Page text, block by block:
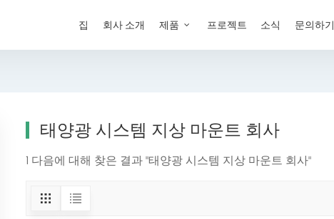
집 회사 소개 제품 프로젝트 소식 문의하기
태양광 시스템 지상 마운트 회사
1 다음에 대해 찾은 결과 "태양광 시스템 지상 마운트 회사"